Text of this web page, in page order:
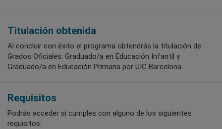
Titulación obtenida
Al concluir con éxito el programa obtendrás la titulación de
Grados Oficiales: Graduado/a en Educación Infantil y
Graduado/a en Educación Primaria por UIC Barcelona.
Requisitos
Podrás acceder si cumples con alguno de los siguientes
requisitos: